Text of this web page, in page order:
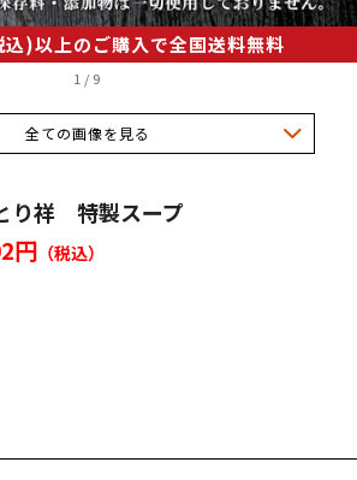
)以上のご購入で全国送料無料
1 / 9
全ての画像を見る
り祥 特製スープ
円 （税込）